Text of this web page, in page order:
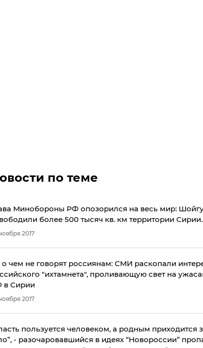
по теме
Минобороны РФ опозорился на весь мир: Шойгу
более 500 тысяч кв. км территории
2017
о чем не говорят россиянам: СМИ раскопали
"ихтамнета", проливающую свет на
в Сирии
2017
пользуется человеком, а родным приходится
- разочаровавшийся в идеях “Новороссии”